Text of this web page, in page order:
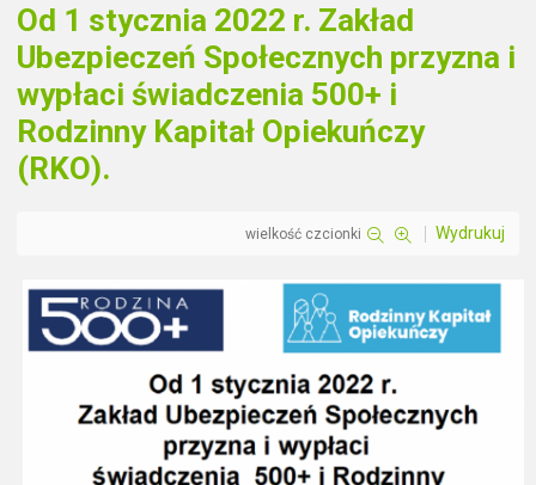
Od 1 stycznia 2022 r. Zakład
Ubezpieczeń Społecznych przyzna i
wypłaci świadczenia 500+ i
Rodzinny Kapitał Opiekuńczy
(RKO).
wielkość czcionki Wydrukuj